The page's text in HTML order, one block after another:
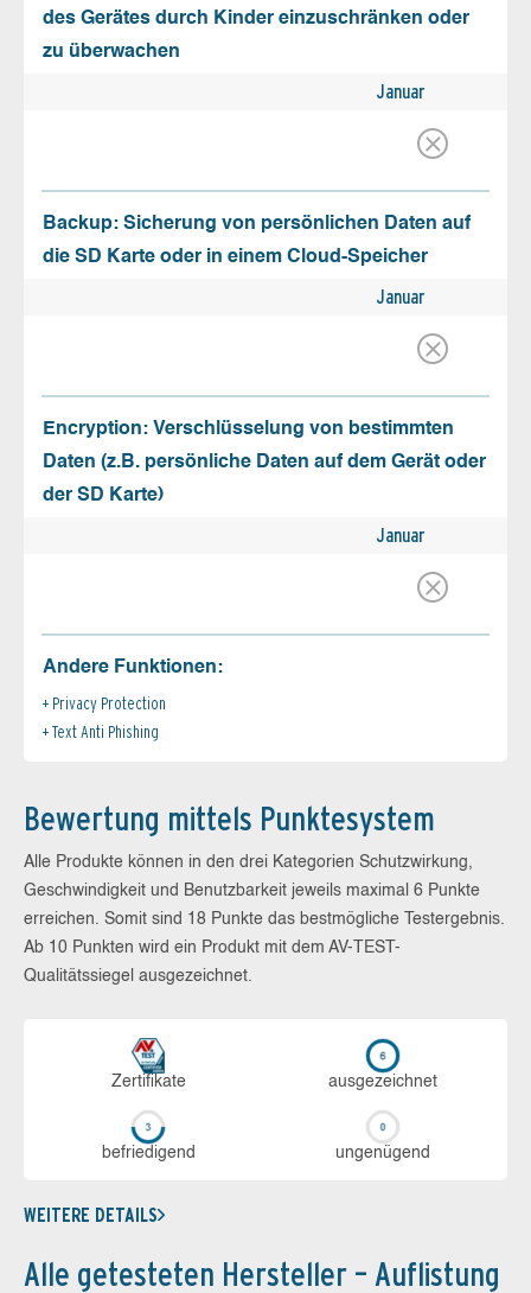
des Gerätes durch Kinder einzuschränken oder
zu überwachen
Januar
Backup: Sicherung von persönlichen Daten auf
die SD Karte oder in einem Cloud-Speicher
Januar
Encryption: Verschlüsselung von bestimmten
Daten (z.B. persönliche Daten auf dem Gerät oder
der SD Karte)
Januar
Andere Funktionen:
Privacy Protection
Text Anti Phishing
Bewertung mittels Punktesystem
Alle Produkte können in den drei Kategorien Schutzwirkung,
Geschwindigkeit und Benutzbarkeit jeweils maximal 6 Punkte
erreichen. Somit sind 18 Punkte das bestmögliche Testergebnis.
Ab 10 Punkten wird ein Produkt mit dem AV-TEST-
Qualitätssiegel ausgezeichnet.
Zerti­fikate aus­ge­zeich­net
be­frie­di­gend un­ge­nü­gend
WEITERE DETAILS
Alle getesteten Hersteller – Auflistung